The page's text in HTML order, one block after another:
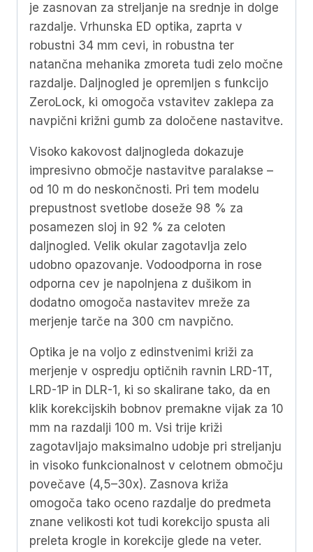
je zasnovan za streljanje na srednje in dolge
razdalje. Vrhunska ED optika, zaprta v
robustni 34 mm cevi, in robustna ter
natančna mehanika zmoreta tudi zelo močne
razdalje. Daljnogled je opremljen s funkcijo
ZeroLock, ki omogoča vstavitev zaklepa za
navpični križni gumb za določene nastavitve.
Visoko kakovost daljnogleda dokazuje
impresivno območje nastavitve paralakse –
od 10 m do neskončnosti. Pri tem modelu
prepustnost svetlobe doseže 98 % za
posamezen sloj in 92 % za celoten
daljnogled. Velik okular zagotavlja zelo
udobno opazovanje. Vodoodporna in rose
odporna cev je napolnjena z dušikom in
dodatno omogoča nastavitev mreže za
merjenje tarče na 300 cm navpično.
Optika je na voljo z edinstvenimi križi za
merjenje v ospredju optičnih ravnin LRD-1T,
LRD-1P in DLR-1, ki so skalirane tako, da en
klik korekcijskih bobnov premakne vijak za 10
mm na razdalji 100 m. Vsi trije križi
zagotavljajo maksimalno udobje pri streljanju
in visoko funkcionalnost v celotnem območju
povečave (4,5–30x). Zasnova križa
omogoča tako oceno razdalje do predmeta
znane velikosti kot tudi korekcijo spusta ali
preleta krogle in korekcije glede na veter.